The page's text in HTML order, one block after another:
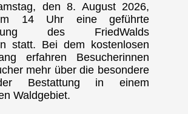
den 8. August 2026,
14 Uhr eine geführte
des FriedWalds
statt. Bei dem kostenlosen
erfahren Besucherinnen
mehr über die besondere
Bestattung in einem
Waldgebiet.